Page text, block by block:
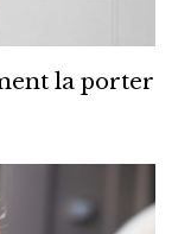
la porter